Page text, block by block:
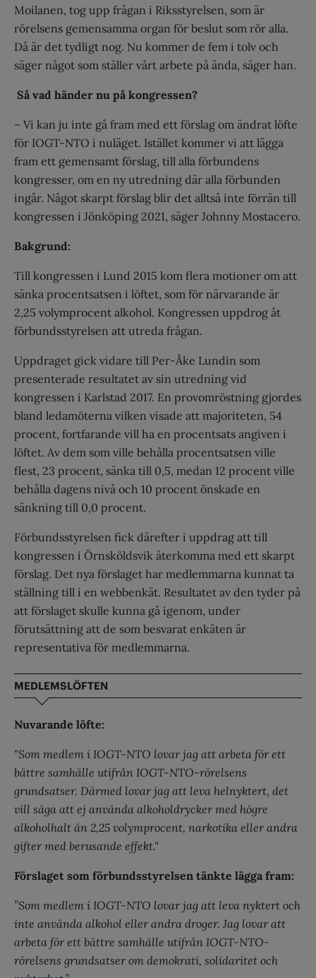
Moilanen, tog upp frågan i Riksstyrelsen, som är
rörelsens gemensamma organ för beslut som rör alla.
Då är det tydligt nog. Nu kommer de fem i tolv och
säger något som ställer vårt arbete på ända, säger han.
Så vad händer nu på kongressen?
– Vi kan ju inte gå fram med ett förslag om ändrat löfte
för IOGT-NTO i nuläget. Istället kommer vi att lägga
fram ett gemensamt förslag, till alla förbundens
kongresser, om en ny utredning där alla förbunden
ingår. Något skarpt förslag blir det alltså inte förrän till
kongressen i Jönköping 2021, säger Johnny Mostacero.
Bakgrund:
Till kongressen i Lund 2015 kom flera motioner om att
sänka procentsatsen i löftet, som för närvarande är
2,25 volymprocent alkohol. Kongressen uppdrog åt
förbundsstyrelsen att utreda frågan.
Uppdraget gick vidare till Per-Åke Lundin som
presenterade resultatet av sin utredning vid
kongressen i Karlstad 2017. En provomröstning gjordes
bland ledamöterna vilken visade att majoriteten, 54
procent, fortfarande vill ha en procentsats angiven i
löftet. Av dem som ville behålla procentsatsen ville
flest, 23 procent, sänka till 0,5, medan 12 procent ville
behålla dagens nivå och 10 procent önskade en
sänkning till 0,0 procent.
Förbundsstyrelsen fick därefter i uppdrag att till
kongressen i Örnsköldsvik återkomma med ett skarpt
förslag. Det nya förslaget har medlemmarna kunnat ta
ställning till i en webbenkät. Resultatet av den tyder på
att förslaget skulle kunna gå igenom, under
förutsättning att de som besvarat enkäten är
representativa för medlemmarna.
MEDLEMSLÖFTEN
Nuvarande löfte:
"Som medlem i IOGT-NTO lovar jag att arbeta för ett
bättre samhälle utifrån IOGT-NTO-rörelsens
grundsatser. Därmed lovar jag att leva helnyktert, det
vill säga att ej använda alkoholdrycker med högre
alkoholhalt än 2,25 volymprocent, narkotika eller andra
gifter med berusande effekt."
Förslaget som förbundsstyrelsen tänkte lägga fram:
”Som medlem i IOGT-NTO lovar jag att leva nyktert och
inte använda alkohol eller andra droger. Jag lovar att
arbeta för ett bättre samhälle utifrån IOGT-NTO-
rörelsens grundsatser om demokrati, solidaritet och